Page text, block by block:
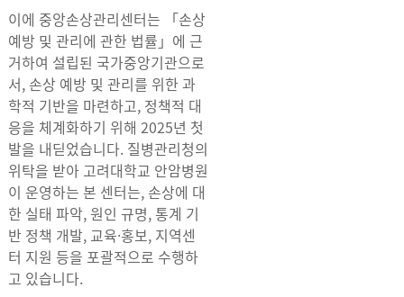
이에 중앙손상관리센터는 「손상
예방 및 관리에 관한 법률」에 근
거하여 설립된 국가중앙기관으로
서, 손상 예방 및 관리를 위한 과
학적 기반을 마련하고, 정책적 대
응을 체계화하기 위해 2025년 첫
발을 내딛었습니다. 질병관리청의
위탁을 받아 고려대학교 안암병원
이 운영하는 본 센터는, 손상에 대
한 실태 파악, 원인 규명, 통계 기
반 정책 개발, 교육·홍보, 지역센
터 지원 등을 포괄적으로 수행하
고 있습니다.